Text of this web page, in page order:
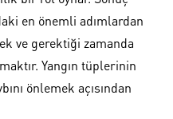
en önemli adımlardan
ve gerektiği zamanda
Yangın tüplerinin
önlemek açısından